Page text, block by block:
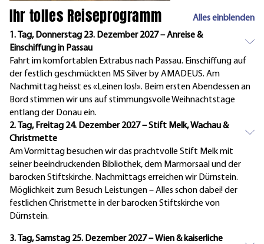
Ihr tolles Reiseprogramm
Alles einblenden
1. Tag, Donnerstag 23. Dezember 2027 – Anreise &
Einschiffung in Passau
Fahrt im komfortablen Extrabus nach Passau. Einschiffung auf
der festlich geschmückten MS Silver by AMADEUS. Am
Nachmittag heisst es «Leinen los!». Beim ersten Abendessen an
Bord stimmen wir uns auf stimmungsvolle Weihnachtstage
entlang der Donau ein.
2. Tag, Freitag 24. Dezember 2027 – Stift Melk, Wachau &
Christmette
Am Vormittag besuchen wir das prachtvolle Stift Melk mit
seiner beeindruckenden Bibliothek, dem Marmorsaal und der
barocken Stiftskirche. Nachmittags erreichen wir Dürnstein.
Möglichkeit zum Besuch Leistungen – Alles schon dabei! der
festlichen Christmette in der barocken Stiftskirche von
Dürnstein.
3. Tag, Samstag 25. Dezember 2027 – Wien & kaiserliche